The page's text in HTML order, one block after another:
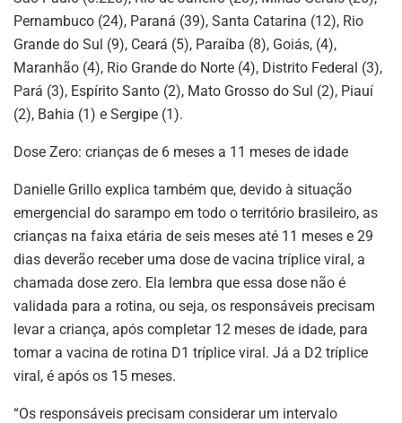
Pernambuco (24), Paraná (39), Santa Catarina (12), Rio
Grande do Sul (9), Ceará (5), Paraíba (8), Goiás, (4),
Maranhão (4), Rio Grande do Norte (4), Distrito Federal (3),
Pará (3), Espírito Santo (2), Mato Grosso do Sul (2), Piauí
(2), Bahia (1) e Sergipe (1).
Dose Zero: crianças de 6 meses a 11 meses de idade
Danielle Grillo explica também que, devido à situação
emergencial do sarampo em todo o território brasileiro, as
crianças na faixa etária de seis meses até 11 meses e 29
dias deverão receber uma dose de vacina tríplice viral, a
chamada dose zero. Ela lembra que essa dose não é
validada para a rotina, ou seja, os responsáveis precisam
levar a criança, após completar 12 meses de idade, para
tomar a vacina de rotina D1 tríplice viral. Já a D2 tríplice
viral, é após os 15 meses.
“Os responsáveis precisam considerar um intervalo